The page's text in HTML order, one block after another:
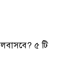
৫ টি